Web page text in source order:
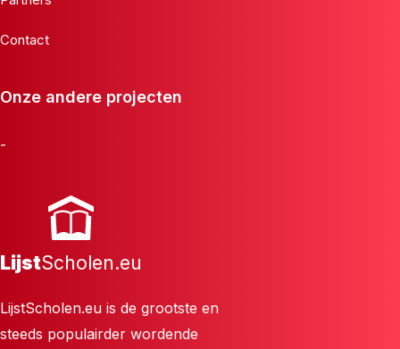
Contact
Onze andere projecten
-
LijstScholen.eu
LijstScholen.eu is de grootste en
steeds populairder wordende